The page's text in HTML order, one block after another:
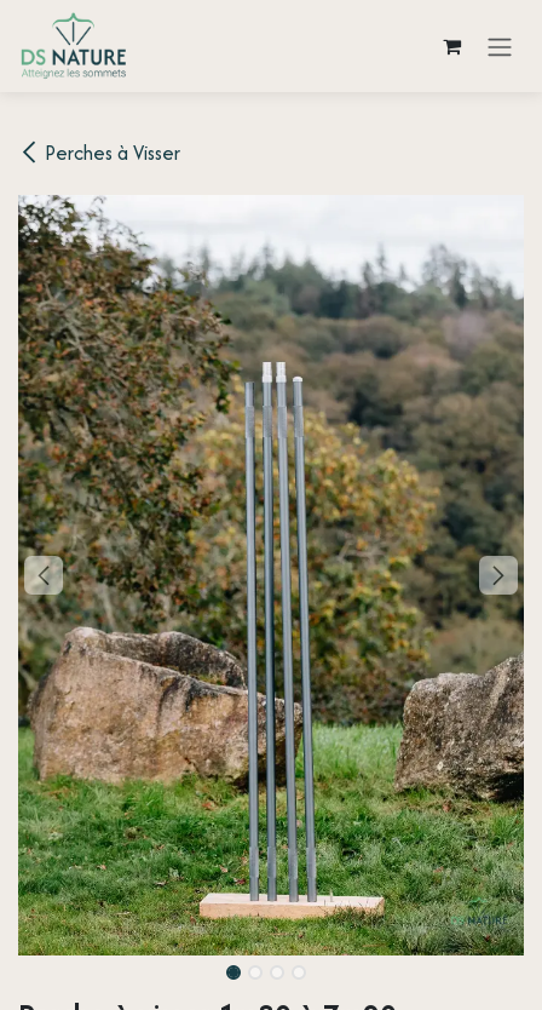
Se rendre au contenu
Perches à Visser